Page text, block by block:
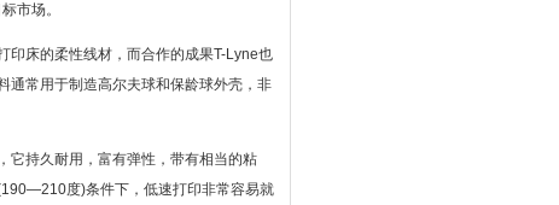
市场。
印床的柔性线材，而合作的成果T-Lyne也
通常用于制造高尔夫球和保龄球外壳，非
它持久耐用，富有弹性，带有相当的粘
度)条件下，低速打印非常容易就